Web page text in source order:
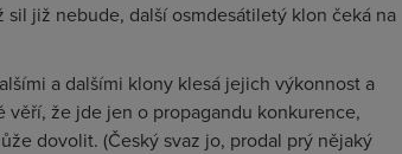
již nebude, další osmdesátiletý klon čeká na
a dalšími klony klesá jejich výkonnost a
že jde jen o propagandu konkurence,
dovolit. (Český svaz jo, prodal prý nějaký